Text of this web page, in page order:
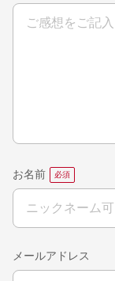
お名前
メールアドレス